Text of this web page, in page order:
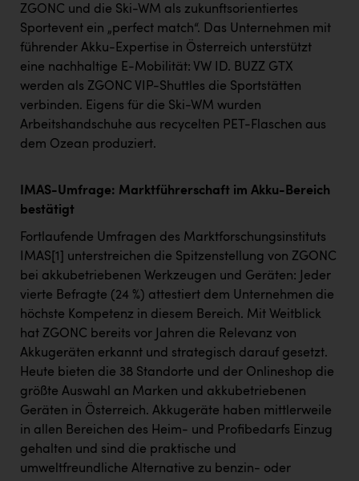
ZGONC und die Ski-WM als zukunftsorientiertes
Sportevent ein „perfect match“. Das Unternehmen mit
führender Akku-Expertise in Österreich unterstützt
eine nachhaltige E-Mobilität: VW ID. BUZZ GTX
werden als ZGONC VIP-Shuttles die Sportstätten
verbinden. Eigens für die Ski-WM wurden
Arbeitshandschuhe aus recycelten PET-Flaschen aus
dem Ozean produziert.
IMAS-Umfrage: Marktführerschaft im Akku-Bereich
bestätigt
Fortlaufende Umfragen des Marktforschungsinstituts
IMAS [1]
unterstreichen die Spitzenstellung von ZGONC
bei akkubetriebenen Werkzeugen und Geräten: Jeder
vierte Befragte (24 %) attestiert dem Unternehmen die
höchste Kompetenz in diesem Bereich. Mit Weitblick
hat ZGONC bereits vor Jahren die Relevanz von
Akkugeräten erkannt und strategisch darauf gesetzt.
Heute bieten die 38 Standorte und der Onlineshop die
größte Auswahl an Marken und akkubetriebenen
Geräten in Österreich. Akkugeräte haben mittlerweile
in allen Bereichen des Heim- und Profibedarfs Einzug
gehalten und sind die praktische und
umweltfreundliche Alternative zu benzin- oder